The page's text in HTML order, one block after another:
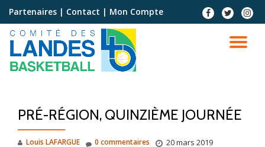
Aller
contenu
Partenaires | Contact | Mon Compte
PRÉ-RÉGION, QUINZIÈME JOURNÉE
Louis LAFARGUE 20 mars 2019
0 commentaires